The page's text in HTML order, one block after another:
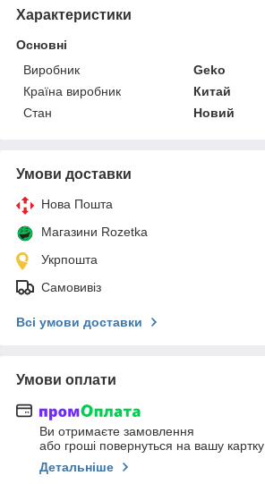
Характеристики
Основні
Виробник
Geko
Країна виробник
Китай
Стан
Новий
Умови доставки
Нова Пошта
Магазини Rozetka
Укрпошта
Самовивіз
Всі умови доставки
Умови оплати
Ви отримаєте замовлення
або гроші повернуться на вашу картку
Детальніше